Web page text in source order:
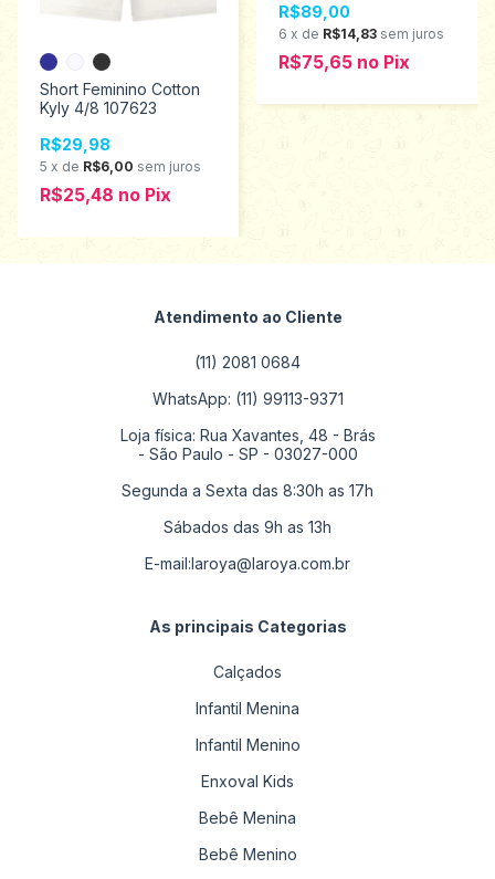
Short Feminino Cotton
Kyly 4/8 107623
R$29,98
5 x de R$6,00 sem juros
R$25,48 no Pix
R$89,00
6 x de R$14,83 sem juros
R$75,65 no Pix
Atendimento ao Cliente
(11) 2081 0684
WhatsApp: (11) 99113-9371
Loja física: Rua Xavantes, 48 - Brás
- São Paulo - SP - 03027-000
Segunda a Sexta das 8:30h as 17h
Sábados das 9h as 13h
E-mail:laroya@laroya.com.br
As principais Categorias
Calçados
Infantil Menina
Infantil Menino
Enxoval Kids
Bebê Menina
Bebê Menino